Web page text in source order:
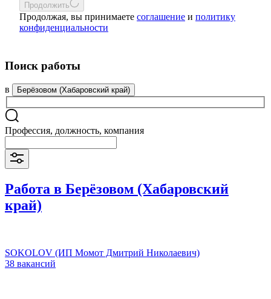
Продолжить
Продолжая, вы принимаете соглашение и политику
конфиденциальности
Поиск работы
в Берёзовом (Хабаровский край)
Профессия, должность, компания
Работа в Берёзовом (Хабаровский
край)
SOKOLOV (ИП Момот Дмитрий Николаевич)
38 вакансий